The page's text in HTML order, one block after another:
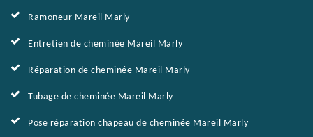
Ramoneur Mareil Marly
Entretien de cheminée Mareil Marly
Réparation de cheminée Mareil Marly
Tubage de cheminée Mareil Marly
Pose réparation chapeau de cheminée Mareil Marly